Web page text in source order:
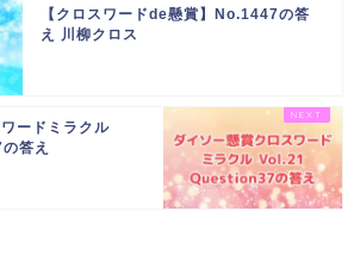
【クロスワードde懸賞】No.1447の答
え 川柳クロス
ードミラクル
答え